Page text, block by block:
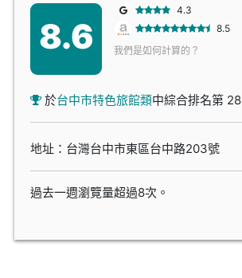
8.6
4.3
8.5
我們是如何計算的？
於台中市特色旅館類中綜合排名第 28
地址：台灣台中市東區台中路203號
過去一週瀏覽量超過8次。